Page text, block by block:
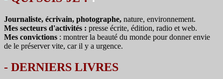
Journaliste, écrivain, photographe, nature, environnement.
Mes secteurs d'activités : presse écrite, édition, radio et web.
Mes convictions : montrer la beauté du monde pour donner envie
de le préserver vite, car il y a urgence.
- DERNIERS LIVRES